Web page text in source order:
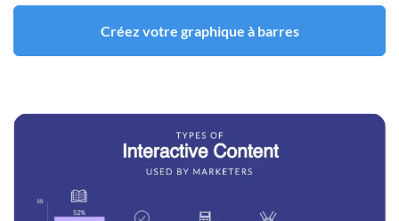
Créez votre graphique à barres